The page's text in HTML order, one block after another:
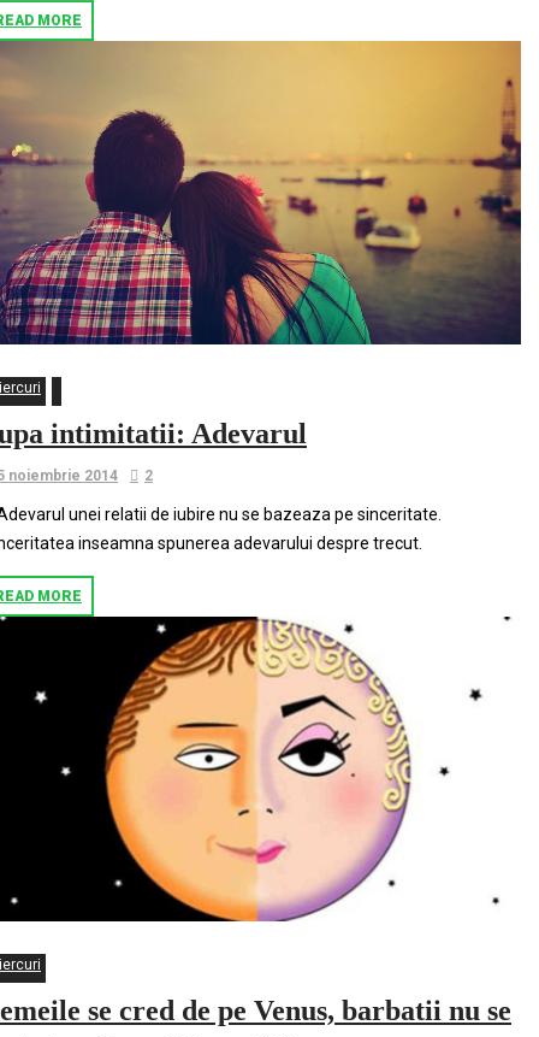
MORE
intimitatii: Adevarul
noiembrie 2014 2
unei relatii de iubire nu se bazeaza pe sinceritate.
inseamna spunerea adevarului despre trecut.
MORE
se cred de pe Venus, barbatii nu se